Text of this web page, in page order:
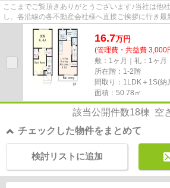
ここまでご覧頂きありがとうございます♪当社は他
し、各沿線の各不動産会社様へ直接ご挨拶に行き
しております！最新の情報は...
16.7万円
(管理費・共益費 3,000
敷：1ヶ月｜礼：1ヶ月
所在階：1-2階
間取り：1LDK＋1S(納
面積：50.78㎡
該当公開件数18棟 空
チェックした物件をまとめて
検討リストに追加